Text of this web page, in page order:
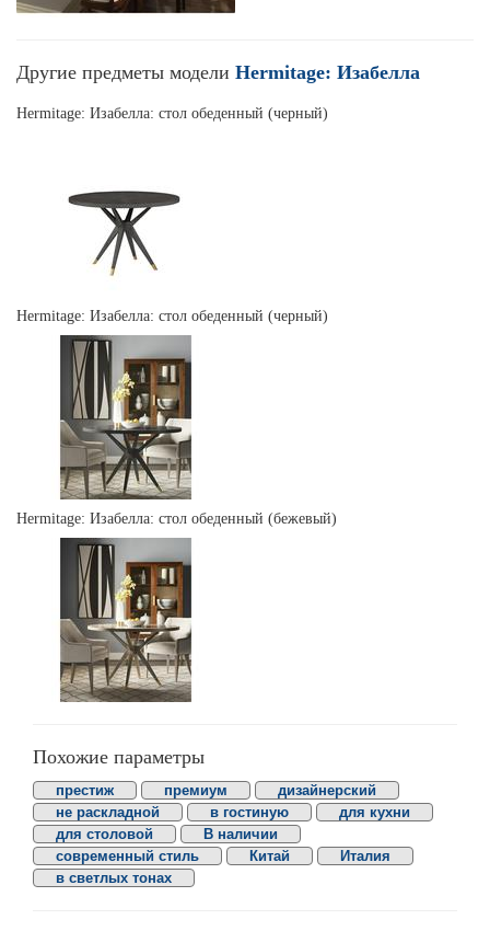
Другие предметы модели Hermitage: Изабелла
Hermitage: Изабелла: стол обеденный (черный)
Hermitage: Изабелла: стол обеденный (черный)
Hermitage: Изабелла: стол обеденный (бежевый)
Похожие параметры
престиж премиум
дизайнерский
не раскладной
в гостиную
для кухни
для столовой
В наличии
современный стиль
Китай
Италия
в светлых тонах